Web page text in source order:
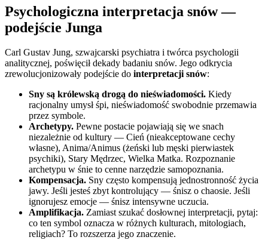
Psychologiczna interpretacja snów —
podejście Junga
Carl Gustav Jung, szwajcarski psychiatra i twórca psychologii
analitycznej, poświęcił dekady badaniu snów. Jego odkrycia
zrewolucjonizowały podejście do interpretacji snów:
Sny są królewską drogą do nieświadomości. Kiedy
racjonalny umysł śpi, nieświadomość swobodnie przemawia
przez symbole.
Archetypy. Pewne postacie pojawiają się we snach
niezależnie od kultury — Cień (nieakceptowane cechy
własne), Anima/Animus (żeński lub męski pierwiastek
psychiki), Stary Mędrzec, Wielka Matka. Rozpoznanie
archetypu w śnie to cenne narzędzie samopoznania.
Kompensacja. Sny często kompensują jednostronność życia
jawy. Jeśli jesteś zbyt kontrolujący — śnisz o chaosie. Jeśli
ignorujesz emocje — śnisz intensywne uczucia.
Amplifikacja. Zamiast szukać dosłownej interpretacji, pytaj:
co ten symbol oznacza w różnych kulturach, mitologiach,
religiach? To rozszerza jego znaczenie.